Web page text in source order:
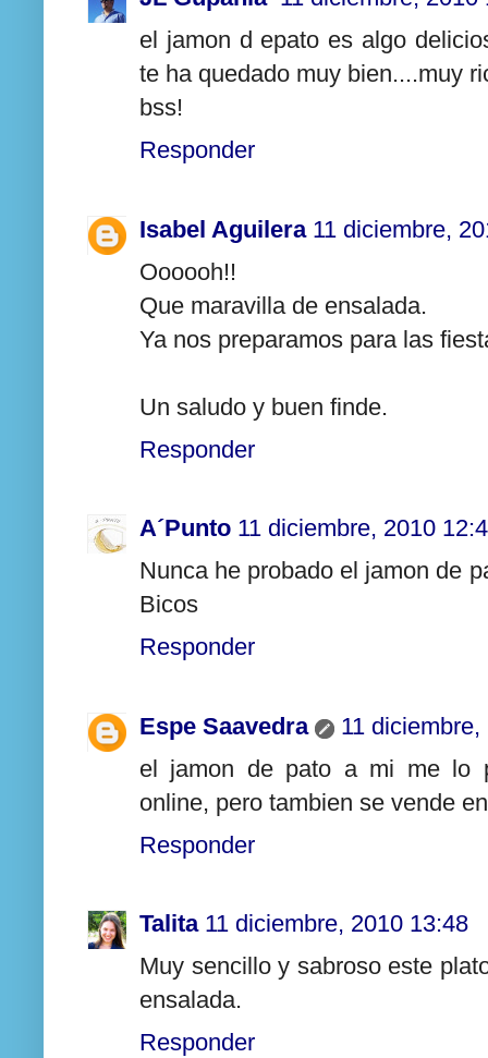
el jamon d epato es algo
te ha quedado muy bien....muy
bss!
Responder
Isabel Aguilera 11 diciembre,
Oooooh!!
Que maravilla de ensalada.
Ya nos preparamos para las
Un saludo y buen finde.
Responder
A´Punto 11 diciembre, 2010
Nunca he probado el jamon de
Bicos
Responder
Espe Saavedra
11
el jamon de pato a mi me lo
online, pero tambien se vende
Responder
Talita 11 diciembre, 2010 13:48
Muy sencillo y sabroso este
ensalada.
Responder